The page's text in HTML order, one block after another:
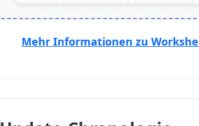
Mehr Informationen zu